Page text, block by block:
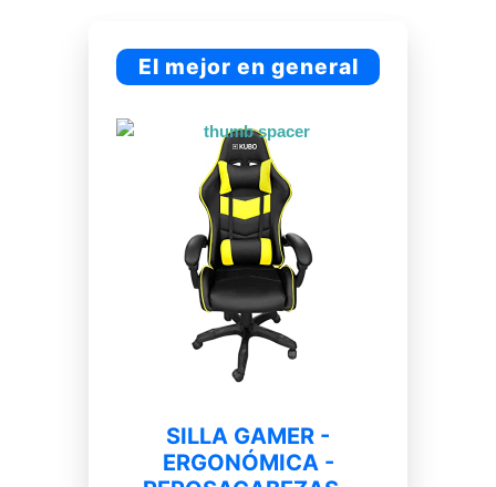
El mejor en general
SILLA GAMER -
ERGONÓMICA -